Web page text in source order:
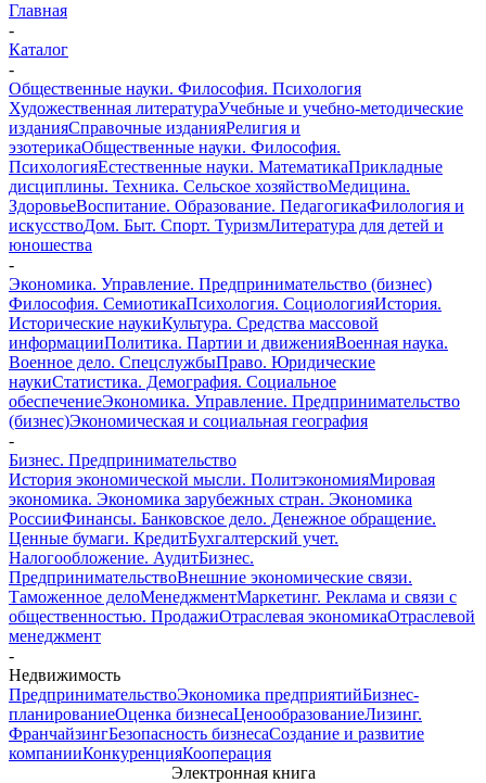
Главная
-
Каталог
-
Общественные науки. Философия. Психология
Художественная литератураУчебные и учебно-методические
изданияСправочные изданияРелигия и
эзотерикаОбщественные науки. Философия.
ПсихологияЕстественные науки. МатематикаПрикладные
дисциплины. Техника. Сельское хозяйствоМедицина.
ЗдоровьеВоспитание. Образование. ПедагогикаФилология и
искусствоДом. Быт. Спорт. ТуризмЛитература для детей и
юношества
-
Экономика. Управление. Предпринимательство (бизнес)
Философия. СемиотикаПсихология. СоциологияИстория.
Исторические наукиКультура. Средства массовой
информацииПолитика. Партии и движенияВоенная наука.
Военное дело. СпецслужбыПраво. Юридические
наукиСтатистика. Демография. Социальное
обеспечениеЭкономика. Управление. Предпринимательство
(бизнес)Экономическая и социальная география
-
Бизнес. Предпринимательство
История экономической мысли. ПолитэкономияМировая
экономика. Экономика зарубежных стран. Экономика
РоссииФинансы. Банковское дело. Денежное обращение.
Ценные бумаги. КредитБухгалтерский учет.
Налогообложение. АудитБизнес.
ПредпринимательствоВнешние экономические связи.
Таможенное делоМенеджментМаркетинг. Реклама и связи с
общественностью. ПродажиОтраслевая экономикаОтраслевой
менеджмент
-
Недвижимость
ПредпринимательствоЭкономика предприятийБизнес-
планированиеОценка бизнесаЦенообразованиеЛизинг.
ФранчайзингБезопасность бизнесаСоздание и развитие
компанииКонкуренцияКооперация
Электронная книга